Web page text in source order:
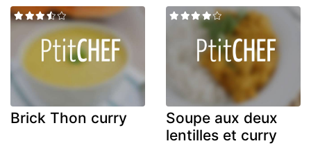
Brick Thon curry
Soupe aux deux
lentilles et curry